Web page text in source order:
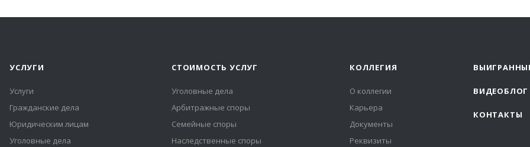
УСЛУГИ
Услуги
Гражданские дела
Юридическим лицам
Уголовные дела
СТОИМОСТЬ УСЛУГ
Уголовные дела
Арбитражные споры
Семейные споры
Наследственные споры
КОЛЛЕГИЯ
О коллегии
Карьера
Документы
Реквизиты
КОНТАКТЫ